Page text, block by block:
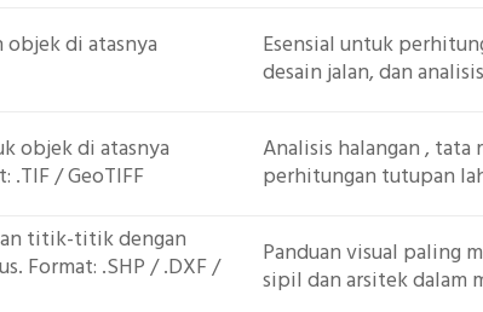
objek di atasnya
Esensial untuk
desain jalan, dan
objek di atasnya
.TIF / GeoTIFF
Analisis halangan , tata
perhitungan tutupan
titik-titik dengan
Format: .SHP / .DXF /
Panduan visual paling
sipil dan arsitek dalam